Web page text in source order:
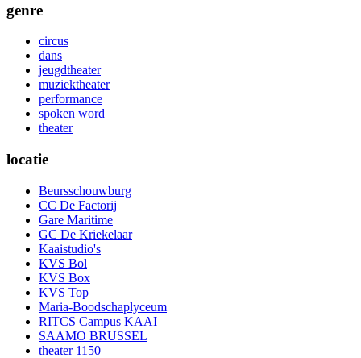
genre
circus
dans
jeugdtheater
muziektheater
performance
spoken word
theater
locatie
Beursschouwburg
CC De Factorij
Gare Maritime
GC De Kriekelaar
Kaaistudio's
KVS Bol
KVS Box
KVS Top
Maria-Boodschaplyceum
RITCS Campus KAAI
SAAMO BRUSSEL
theater 1150